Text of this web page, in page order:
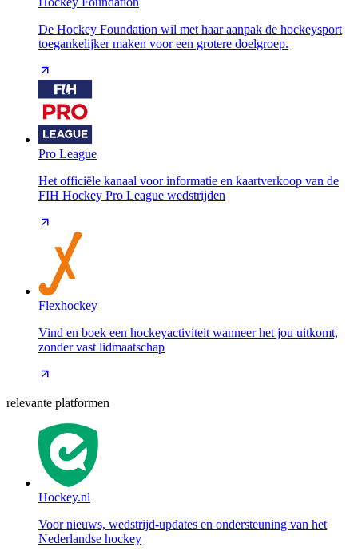
De Hockey Foundation wil met haar aanpak de hockeysport
toegankelijker maken voor een grotere doelgroep.
Pro League
Het officiële kanaal voor informatie en kaartverkoop van de
FIH Hockey Pro League wedstrijden
Flexhockey
Vind en boek een hockeyactiviteit wanneer het jou uitkomt,
zonder vast lidmaatschap
relevante platformen
Hockey.nl
Voor nieuws, wedstrijd-updates en ondersteuning van het
Nederlandse hockey